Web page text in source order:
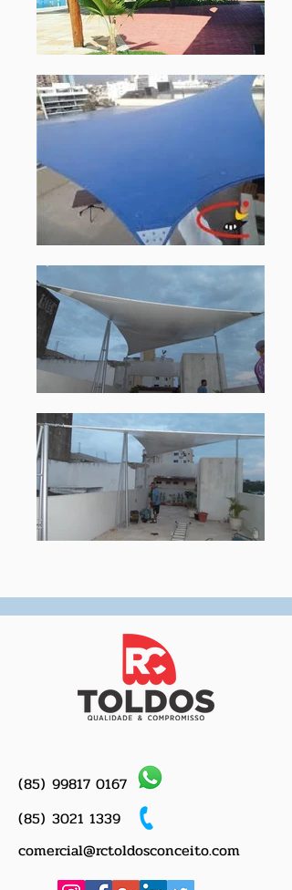
(85) 99817 0167
(85) 3021 1339
comercial@rctoldosconceito.com